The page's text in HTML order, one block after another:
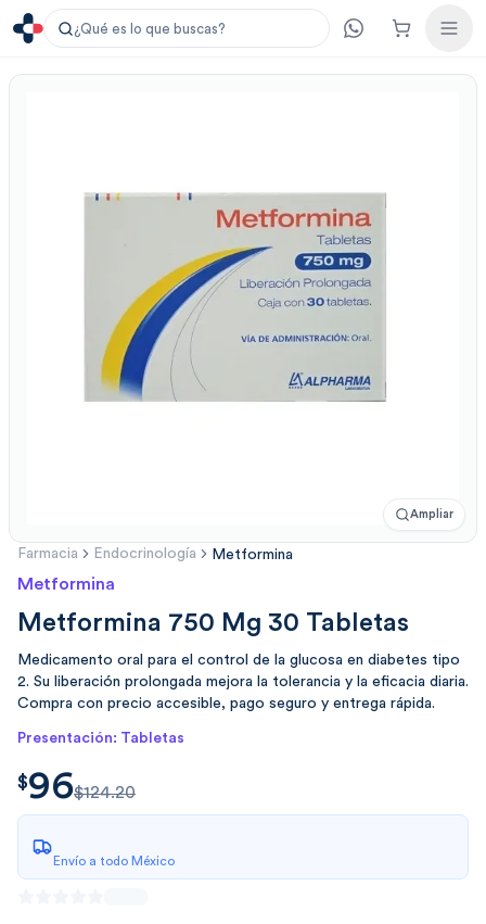
¿Qué es lo que buscas?
Ampliar
Farmacia Endocrinología Metformina
Metformina
Metformina 750 Mg 30 Tabletas
Medicamento oral para el control de la glucosa en diabetes tipo
2. Su liberación prolongada mejora la tolerancia y la eficacia diaria.
Compra con precio accesible, pago seguro y entrega rápida.
Presentación: Tabletas
$96.00
$96$124.20
Envío a todo México